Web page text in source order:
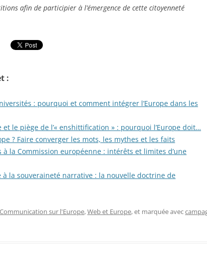
afin de participier à l’émergence de cette citoyenneté
:
: pourquoi et comment intégrer l’Europe dans les
et le piège de l’« enshittification » : pourquoi l’Europe doit…
? Faire converger les mots, les mythes et les faits
la Commission européenne : intérêts et limites d’une
à la souveraineté narrative : la nouvelle doctrine de
Communication sur l'Europe,Web et Europe, et marquée avec